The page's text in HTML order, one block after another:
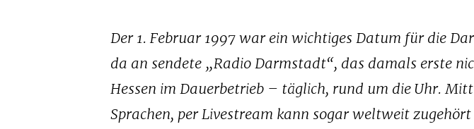
Der 1. Februar 1997 war ein wichtiges Datum für die
da an sendete „Radio Darmstadt“, das damals erste
Hessen im Dauerbetrieb – täglich, rund um die Uhr.
Sprachen, per Livestream kann sogar weltweit